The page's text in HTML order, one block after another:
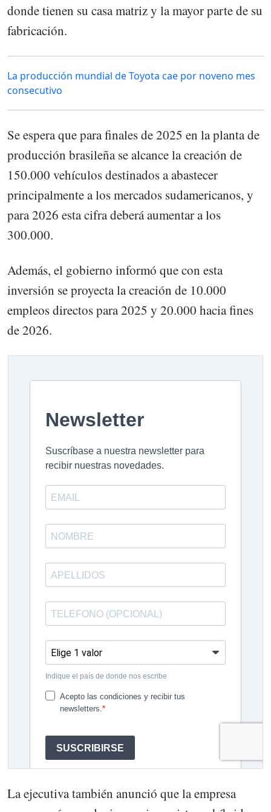
donde tienen su casa matriz y la mayor parte de su
fabricación.
La producción mundial de Toyota cae por noveno mes
consecutivo
Se espera que para finales de 2025 en la planta de
producción brasileña se alcance la creación de
150.000 vehículos destinados a abastecer
principalmente a los mercados sudamericanos, y
para 2026 esta cifra deberá aumentar a los
300.000.
Además, el gobierno informó que con esta
inversión se proyecta la creación de 10.000
empleos directos para 2025 y 20.000 hacia fines
de 2026.
La ejecutiva también anunció que la empresa